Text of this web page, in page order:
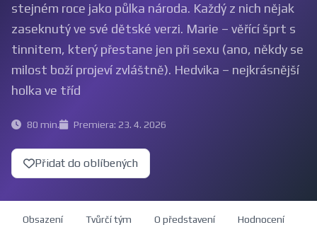
stejném roce jako půlka národa. Každý z nich nějak
zaseknutý ve své dětské verzi. Marie – věřící šprt s
tinnitem, který přestane jen při sexu (ano, někdy se
milost boží projeví zvláštně). Hedvika – nejkrásnější
holka ve tříd
80 min. Premiera: 23. 4. 2026
Přidat do oblíbených
Obsazení Tvůrčí tým O představení Hodnocení